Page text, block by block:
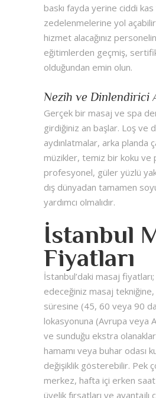
baskı fayda yerine ciddi
zedelenmelerine yol
hizmet alacağınız
eğitimlerden geçmiş,
olduğundan emin olun.
Nezih ve Dinlendirici
Gerçek bir masaj ve spa
girdiğiniz an başlar. Loş ve
aydınlatmalar, arka planda
müzikler, temiz bir koku ve
profesyonel, güler yüzlü
dış dünyadan tamamen
yardımcı olmalıdır.
İstanbul
Fiyatları
İstanbul’daki masaj
edeceğiniz masaj tekniğine,
süresine (45, 60 veya 90
lokasyonuna (Avrupa veya
ve sunduğu ekstra
hamamı veya buhar odası
değişiklik gösterebilir. Pek
merkez, hafta içi erken
üyelik fırsatları ve avantajlı